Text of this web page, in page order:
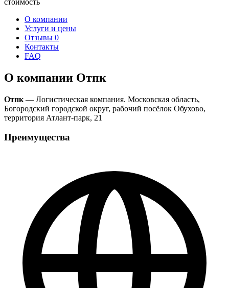
О компании
Услуги и цены
Отзывы 0
Контакты
FAQ
О компании Отпк
Отпк — Логистическая компания. Московская область,
Богородский городской округ, рабочий посёлок Обухово,
территория Атлант-парк, 21
Преимущества